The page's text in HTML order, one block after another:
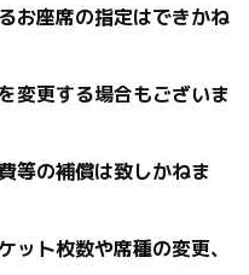
お座席の指定はできかね
変更する場合もございま
等の補償は致しかねま
ット枚数や席種の変更、